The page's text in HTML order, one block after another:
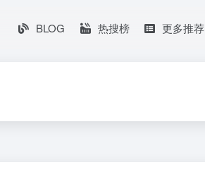
BLOG 热搜榜 更多推荐